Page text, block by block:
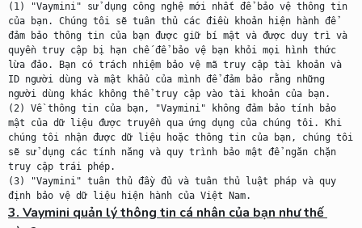
(1) "Vaymini" sử dụng công nghệ mới nhất để bảo vệ thông tin
của bạn. Chúng tôi sẽ tuân thủ các điều khoản hiện hành để
đảm bảo thông tin của bạn được giữ bí mật và được duy trì và
quyền truy cập bị hạn chế để bảo vệ bạn khỏi mọi hình thức
lừa đảo. Bạn có trách nhiệm bảo vệ mã truy cập tài khoản và
ID người dùng và mật khẩu của mình để đảm bảo rằng những
người dùng khác không thể truy cập vào tài khoản của bạn.
(2) Về thông tin của bạn, "Vaymini" không đảm bảo tính bảo
mật của dữ liệu được truyền qua ứng dụng của chúng tôi. Khi
chúng tôi nhận được dữ liệu hoặc thông tin của bạn, chúng tôi
sẽ sử dụng các tính năng và quy trình bảo mật để ngăn chặn
truy cập trái phép.
(3) "Vaymini" tuân thủ đầy đủ và tuân thủ luật pháp và quy
3. Vaymini quản lý thông tin cá nhân của bạn như thế